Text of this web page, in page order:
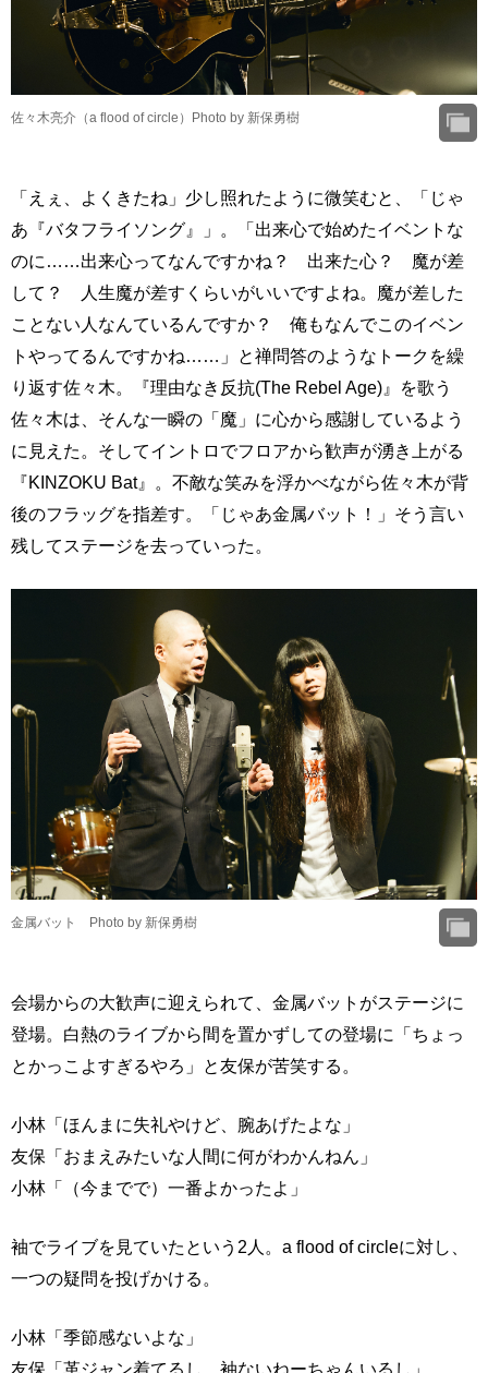
佐々木亮介（a flood of circle）Photo by 新保勇樹
「えぇ、よくきたね」少し照れたように微笑むと、「じゃ
あ『バタフライソング』」。「出来心で始めたイベントな
のに……出来心ってなんですかね？ 出来た心？ 魔が差
して？ 人生魔が差すくらいがいいですよね。魔が差した
ことない人なんているんですか？ 俺もなんでこのイベン
トやってるんですかね……」と禅問答のようなトークを繰
り返す佐々木。『理由なき反抗(The Rebel Age)』を歌う
佐々木は、そんな一瞬の「魔」に心から感謝しているよう
に見えた。そしてイントロでフロアから歓声が湧き上がる
『KINZOKU Bat』。不敵な笑みを浮かべながら佐々木が背
後のフラッグを指差す。「じゃあ金属バット！」そう言い
残してステージを去っていった。
金属バット Photo by 新保勇樹
会場からの大歓声に迎えられて、金属バットがステージに
登場。白熱のライブから間を置かずしての登場に「ちょっ
とかっこよすぎるやろ」と友保が苦笑する。
小林「ほんまに失礼やけど、腕あげたよな」
友保「おまえみたいな人間に何がわかんねん」
小林「（今までで）一番よかったよ」
袖でライブを見ていたという2人。a flood of circleに対し、
一つの疑問を投げかける。
小林「季節感ないよな」
友保「革ジャン着てるし、袖ないねーちゃんいるし」